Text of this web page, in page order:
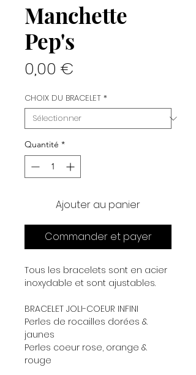
Manchette
Pep's
0,00 €
CHOIX DU BRACELET *
Quantité *
Ajouter au panier
Commander et payer
Tous les bracelets sont en acier
inoxydable et sont ajustables.
BRACELET JOLI-COEUR INFINI
Perles de rocailles dorées &
jaunes
Perles coeur rose, orange &
rouge